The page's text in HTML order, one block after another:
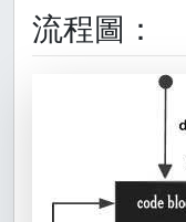
流程圖：